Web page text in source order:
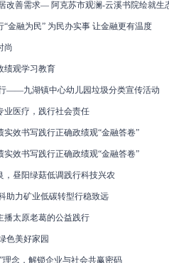
改善需求— 阿克苏市观澜-云溪书院绘就生
金融为民” 为民办实事 让金融更有温度
尚
绩观学习教育
——九湖镇中心幼儿园垃圾分类宣传活动
业医疗，践行社会责任
效书写践行正确政绩观“金融答卷”
效书写践行正确政绩观“金融答卷”
，昼阳绿菇低调践行科技兴农
助力矿业低碳转型行稳致远
播太原老葛的公益践行
色美好家园
理念，解锁企业与社会共赢密码